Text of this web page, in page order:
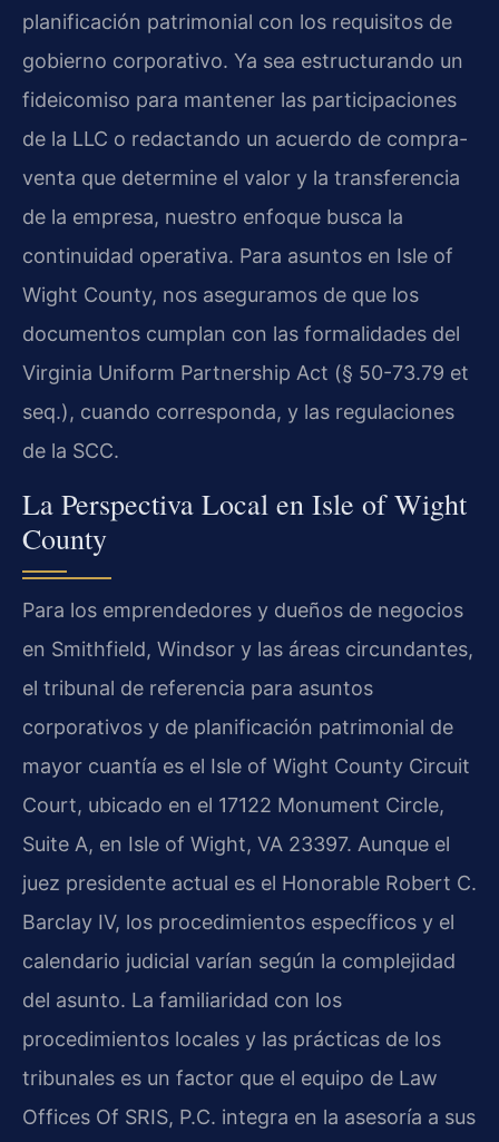
planificación patrimonial con los requisitos de
gobierno corporativo. Ya sea estructurando un
fideicomiso para mantener las participaciones
de la LLC o redactando un acuerdo de compra-
venta que determine el valor y la transferencia
de la empresa, nuestro enfoque busca la
continuidad operativa. Para asuntos en Isle of
Wight County, nos aseguramos de que los
documentos cumplan con las formalidades del
Virginia Uniform Partnership Act (§ 50-73.79 et
seq.), cuando corresponda, y las regulaciones
de la SCC.
La Perspectiva Local en Isle of Wight
County
Para los emprendedores y dueños de negocios
en Smithfield, Windsor y las áreas circundantes,
el tribunal de referencia para asuntos
corporativos y de planificación patrimonial de
mayor cuantía es el Isle of Wight County Circuit
Court, ubicado en el 17122 Monument Circle,
Suite A, en Isle of Wight, VA 23397. Aunque el
juez presidente actual es el Honorable Robert C.
Barclay IV, los procedimientos específicos y el
calendario judicial varían según la complejidad
del asunto. La familiaridad con los
procedimientos locales y las prácticas de los
tribunales es un factor que el equipo de Law
Offices Of SRIS, P.C. integra en la asesoría a sus